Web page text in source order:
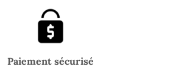
Paiement sécurisé